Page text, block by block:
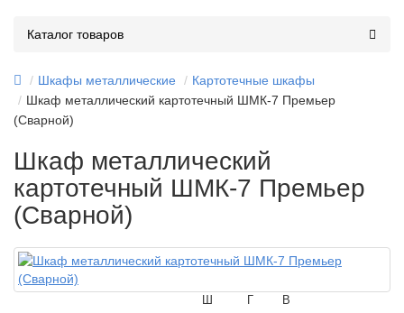
Каталог товаров
Шкафы металлические
Картотечные шкафы
Шкаф металлический картотечный ШМК-7 Премьер
(Сварной)
Шкаф металлический
картотечный ШМК-7 Премьер
(Сварной)
Ш В
Г